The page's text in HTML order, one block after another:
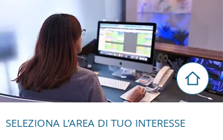
SELEZIONA L'AREA DI TUO INTERESSE